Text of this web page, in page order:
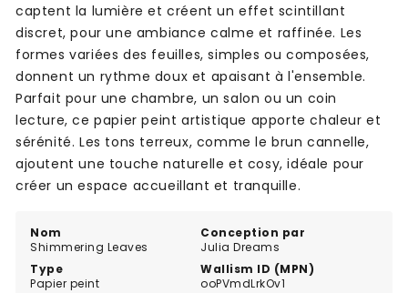
Nom
Shimmering Leaves
Conception par
Julia Dreams
Type
Papier peint
Wallism ID (MPN)
ooPVmdLrkOv1
captent la lumière et créent un effet scintillant
discret, pour une ambiance calme et raffinée. Les
formes variées des feuilles, simples ou composées,
donnent un rythme doux et apaisant à l'ensemble.
Parfait pour une chambre, un salon ou un coin
lecture, ce papier peint artistique apporte chaleur et
sérénité. Les tons terreux, comme le brun cannelle,
ajoutent une touche naturelle et cosy, idéale pour
créer un espace accueillant et tranquille.